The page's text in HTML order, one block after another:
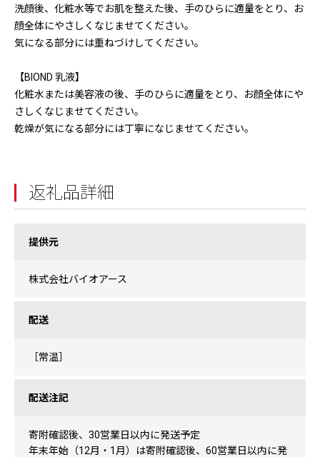
洗顔後、化粧水等でお肌を整えた後、手のひらに適量をとり、お
顔全体にやさしくなじませてください。
気になる部分には重ねづけしてください。
【BIOND 乳液】
化粧水または美容液の後、手のひらに適量をとり、お顔全体にや
さしくなじませてください。
乾燥が気になる部分には丁寧になじませてください。
返礼品詳細
提供元
株式会社バイオアース
配送
［常温］
配送注記
寄附確認後、30営業日以内に発送予定
年末年始（12月・1月）は寄附確認後、60営業日以内に発